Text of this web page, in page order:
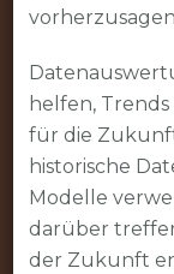
helfen,
für die
historische
Modelle
darüber
der Zukunft